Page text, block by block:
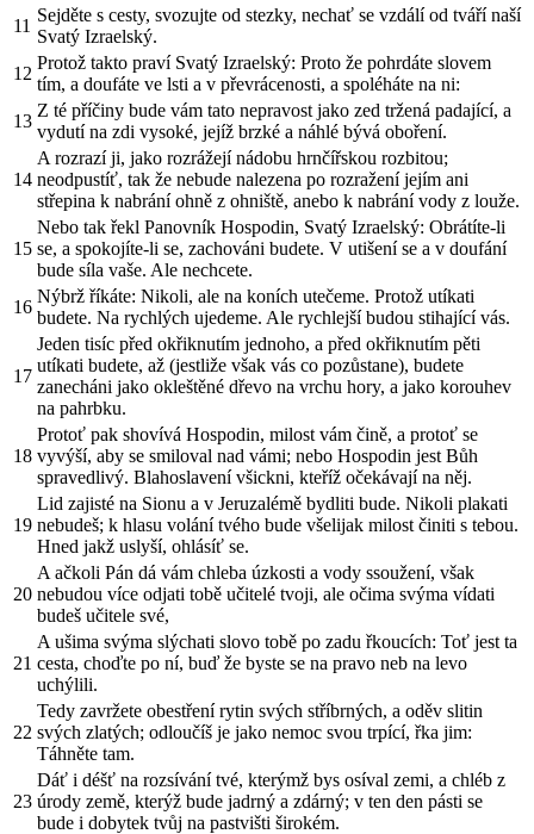
11
Sejděte s cesty, svozujte od stezky, nechať se vzdálí od tváří naší
Svatý Izraelský.
12
Protož takto praví Svatý Izraelský: Proto že pohrdáte slovem
tím, a doufáte ve lsti a v převrácenosti, a spoléháte na ni:
13
Z té příčiny bude vám tato nepravost jako zed tržená padající, a
vydutí na zdi vysoké, jejíž brzké a náhlé bývá oboření.
14
A rozrazí ji, jako rozrážejí nádobu hrnčířskou rozbitou;
neodpustíť, tak že nebude nalezena po rozražení jejím ani
střepina k nabrání ohně z ohniště, anebo k nabrání vody z louže.
15
Nebo tak řekl Panovník Hospodin, Svatý Izraelský: Obrátíte-li
se, a spokojíte-li se, zachováni budete. V utišení se a v doufání
bude síla vaše. Ale nechcete.
16
Nýbrž říkáte: Nikoli, ale na koních utečeme. Protož utíkati
budete. Na rychlých ujedeme. Ale rychlejší budou stihající vás.
17
Jeden tisíc před okřiknutím jednoho, a před okřiknutím pěti
utíkati budete, až (jestliže však vás co pozůstane), budete
zanecháni jako okleštěné dřevo na vrchu hory, a jako korouhev
na pahrbku.
18
Protoť pak shovívá Hospodin, milost vám čině, a protoť se
vyvýší, aby se smiloval nad vámi; nebo Hospodin jest Bůh
spravedlivý. Blahoslavení všickni, kteříž očekávají na něj.
19
Lid zajisté na Sionu a v Jeruzalémě bydliti bude. Nikoli plakati
nebudeš; k hlasu volání tvého bude všelijak milost činiti s tebou.
Hned jakž uslyší, ohlásíť se.
20
A ačkoli Pán dá vám chleba úzkosti a vody ssoužení, však
nebudou více odjati tobě učitelé tvoji, ale očima svýma vídati
budeš učitele své,
21
A ušima svýma slýchati slovo tobě po zadu řkoucích: Toť jest ta
cesta, choďte po ní, buď že byste se na pravo neb na levo
uchýlili.
22
Tedy zavržete obestření rytin svých stříbrných, a oděv slitin
svých zlatých; odloučíš je jako nemoc svou trpící, řka jim:
Táhněte tam.
23
Dáť i déšť na rozsívání tvé, kterýmž bys osíval zemi, a chléb z
úrody země, kterýž bude jadrný a zdárný; v ten den pásti se
bude i dobytek tvůj na pastvišti širokém.